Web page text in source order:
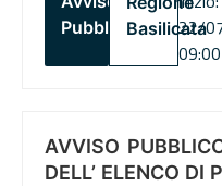
PubblicoBasilicata
22/
09:00
AVVISO
DELL’ ELENCO DI